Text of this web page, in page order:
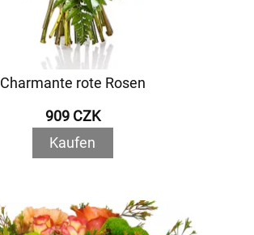
Charmante rote Rosen
909 CZK
Kaufen